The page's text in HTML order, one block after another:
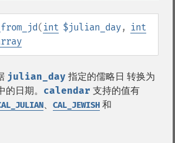
( int $julian_day,
int
julian_day 指定的儒略日 转换为
的日期。 calendar 支持的值有
、 CAL_JEWISH 和